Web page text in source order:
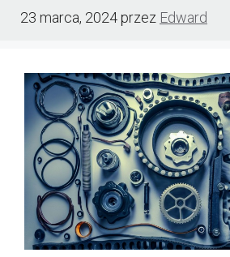
23 marca, 2024przez Edward